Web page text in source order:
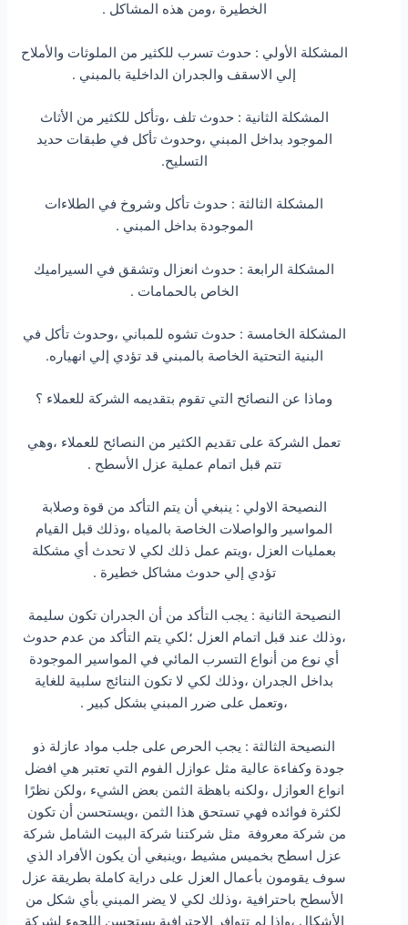
الخطيرة ،ومن هذه المشاكل .
المشكلة الأولي : حدوث تسرب للكثير من الملوثات والأملاح
إلي الاسقف والجدران الداخلية بالمبني .
المشكلة الثانية : حدوث تلف ،وتأكل للكثير من الأثاث
الموجود بداخل المبني ،وحدوث تأكل في طبقات حديد
التسليح.
المشكلة الثالثة : حدوث تأكل وشروخ في الطلاءات
الموجودة بداخل المبني .
المشكلة الرابعة : حدوث انعزال وتشقق في السيراميك
الخاص بالحمامات .
المشكلة الخامسة : حدوث تشوه للمباني ،وحدوث تأكل في
البنية التحتية الخاصة بالمبني قد تؤدي إلي انهياره.
وماذا عن النصائح التي تقوم بتقديمه الشركة للعملاء ؟
تعمل الشركة على تقديم الكثير من النصائح للعملاء ،وهي
تتم قبل اتمام عملية عزل الأسطح .
النصيحة الاولي : ينبغي أن يتم التأكد من قوة وصلابة
المواسير والواصلات الخاصة بالمياه ،وذلك قبل القيام
بعمليات العزل ،ويتم عمل ذلك لكي لا تحدث أي مشكلة
تؤدي إلي حدوث مشاكل خطيرة .
النصيحة الثانية : يجب التأكد من أن الجدران تكون سليمة
،وذلك عند قبل اتمام العزل ؛لكي يتم التأكد من عدم حدوث
أي نوع من أنواع التسرب المائي في المواسير الموجودة
بداخل الجدران ،وذلك لكي لا تكون النتائج سلبية للغاية
،وتعمل على ضرر المبني بشكل كبير .
النصيحة الثالثة : يجب الحرص على جلب مواد عازلة ذو
جودة وكفاءة عالية مثل عوازل الفوم التي تعتبر هي افضل
انواع العوازل ،ولكنه باهظة الثمن بعض الشيء ،ولكن نظرًا
لكثرة فوائده فهي تستحق هذا الثمن ،ويستحسن أن تكون
من شركة معروفة مثل شركتنا شركة البيت الشامل شركة
عزل اسطح بخميس مشيط ،وينبغي أن يكون الأفراد الذي
سوف يقومون بأعمال العزل على دراية كاملة بطريقة عزل
الأسطح باحترافية ،وذلك لكي لا يضر المبني بأي شكل من
الأشكال ،وإذا لم تتوافر الاحترافية يستحسن اللجوء لشركة